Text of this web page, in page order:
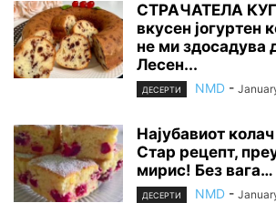
СТРАЧАТЕЛА
вкусен јогуртен
не ми здосадува
Лесен...
ДЕСЕРТИ NMD -
Најубавиот
Стар рецепт,
мирис! Без вага…
ДЕСЕРТИ NMD -